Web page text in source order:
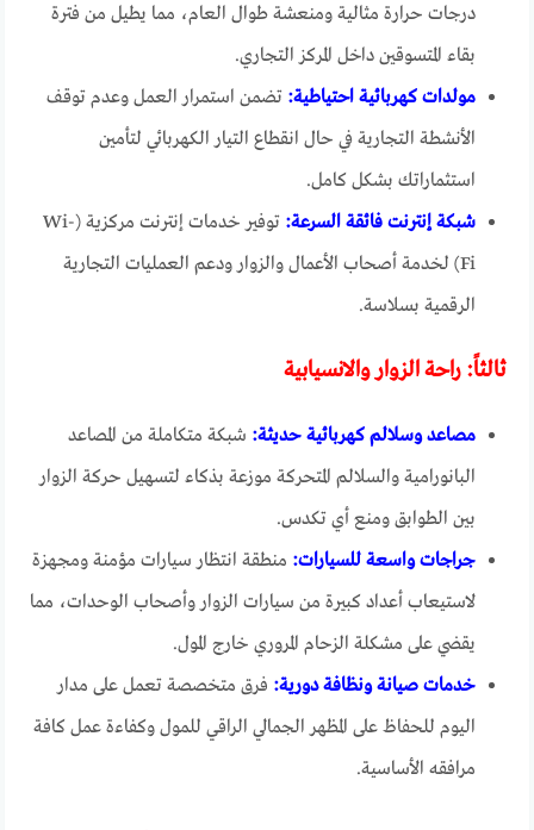
درجات حرارة مثالية ومنعشة طوال العام، مما يطيل من فترة
بقاء المتسوقين داخل المركز التجاري.
مولدات كهربائية احتياطية: تضمن استمرار العمل وعدم توقف
الأنشطة التجارية في حال انقطاع التيار الكهربائي لتأمين
استثماراتك بشكل كامل.
شبكة إنترنت فائقة السرعة:
توفير خدمات إنترنت مركزية (Wi-
Fi) لخدمة أصحاب الأعمال والزوار ودعم العمليات التجارية
الرقمية بسلاسة.
ثالثاً: راحة الزوار والانسيابية
مصاعد وسلالم كهربائية حديثة: شبكة متكاملة من المصاعد
البانورامية والسلالم المتحركة موزعة بذكاء لتسهيل حركة الزوار
بين الطوابق ومنع أي تكدس.
جراجات واسعة للسيارات: منطقة انتظار سيارات مؤمنة ومجهزة
لاستيعاب أعداد كبيرة من سيارات الزوار وأصحاب الوحدات، مما
يقضي على مشكلة الزحام المروري خارج المول.
خدمات صيانة ونظافة دورية: فرق متخصصة تعمل على مدار
اليوم للحفاظ على المظهر الجمالي الراقي للمول وكفاءة عمل كافة
مرافقه الأساسية.